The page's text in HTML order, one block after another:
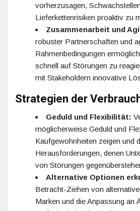
vorherzusagen,
Lieferkettenrisiken proaktiv zu
Zusammenarbeit und
robuster Partnerschaften und
Rahmenbedingungen
schnell auf Störungen zu
mit Stakeholdern innovative
Strategien der
Geduld und Flexibilität:
möglicherweise Geduld und
Kaufgewohnheiten zeigen und
Herausforderungen, denen
von Störungen
Alternative Optionen
Betracht-Ziehen von
Marken und die Anpassung an